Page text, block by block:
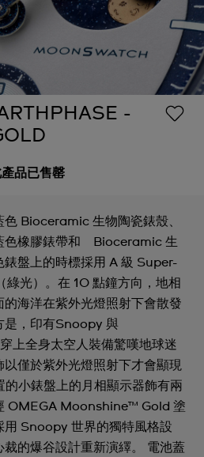
-
產品已售罄
Bioceramic 生物陶瓷錶殼、
色橡膠錶帶和 Bioceramic 生
錶盤上的時標採用 A 級 Super-
光）。在 10 點鐘方向，地相
海洋在紫外光燈照射下會散發
是，印有Snoopy 與
上全身太空人裝備驚嘆地球迷
以僅於紫外光燈照射下才會顯現
的小錶盤上的月相顯示器飾有兩
OMEGA Moonshine™ Gold 塗
用 Snoopy 世界的獨特風格設
的爆谷設計重新演繹。 電池蓋